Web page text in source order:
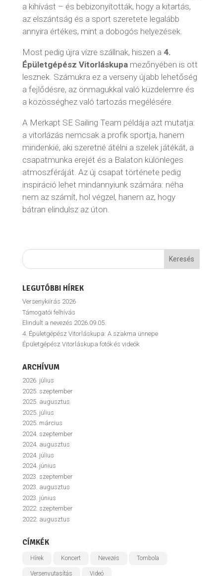
a kihívást – és bebizonyították, hogy a kitartás,
az elszántság és a sport szeretete legalább
annyira értékes, mint a dobogós helyezések.
Most pedig újra vízre szállnak, hiszen a 4.
Épületgépész Vitorláskupamezőnyében is ott
lesznek. Számukra ez a verseny újabb lehetőség
a fejlődésre, az önmagukkal való küzdelemre és
a közösséghez való tartozás megélésére.
A Merkapt SE Sailing Team példája azt mutatja:
a vitorlázás nemcsak a profik sportja, hanem
mindenkié, aki szeretné átélni a szelek játékát, a
csapatmunka erejét és a Balaton különleges
atmoszféráját. Az új csapat története pedig
inspiráció lehet mindannyiunk számára: néha
nem az számít, hol végzel, hanem az, hogy
bátran elindulsz az úton.
LEGUTÓBBI HÍREK
Versenykiírás 2026
Támogatói felhívás
Elindult a nevezés 2026.09.05.
4. Épületgépész Vitorláskupa: A szakma ünnepe
Épületgépész Vitorláskupa fotók és videók
ARCHÍVUM
2026. július
2025. szeptember
2025. augusztus
2025. július
2025. március
2024. szeptember
2024. augusztus
2024. július
2024. június
2023. szeptember
2023. augusztus
2023. június
2022. szeptember
2022. augusztus
CÍMKÉK
Hírek Koncert Nevezés Tombola
Versenyutasítás Videó